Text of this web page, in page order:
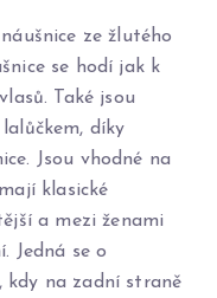
ze žlutého
se hodí jak k
Také jsou
díky
Jsou vhodné na
klasické
a mezi ženami
Jedná se o
kdy na zadní straně